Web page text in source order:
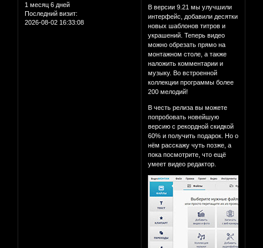
1 месяц 6 дней
Последний визит:
2026-08-02 16:33:08
В версии 9.21 мы улучшили
интерфейс, добавили десятки
новых шаблонов титров и
украшений. Теперь видео
можно обрезать прямо на
монтажном столе, а также
наложить комментарии и
музыку. Во встроенной
коллекции программы более
200 мелодий!
В честь релиза вы можете
попробовать новейшую
версию с рекордной скидкой
60% и получить подарок. Но о
нём расскажу чуть позже, а
пока посмотрите, что ещё
умеет видео редактор.